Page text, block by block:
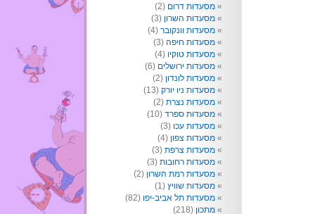
מסעדות דרום (2)
מסעדות השרון (3)
מסעדות וונקובר (4)
מסעדות חיפה (3)
מסעדות טוקיו (4)
מסעדות ירושלים (6)
מסעדות לונדון (2)
מסעדות ניו יורק (13)
מסעדות נצרת (2)
מסעדות ספרד (10)
מסעדות עכו (3)
מסעדות צפון (4)
מסעדות צרפת (3)
מסעדות רחובות (3)
מסעדות רמת השרון (2)
מסעדות שוויץ (1)
מסעדות תל אביב-יפו (82)
מתכון (218)